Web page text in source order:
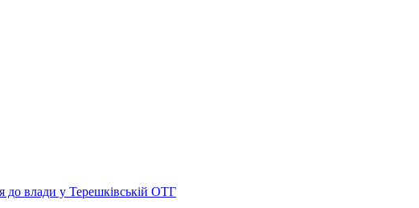
до влади у Терешківській ОТГ